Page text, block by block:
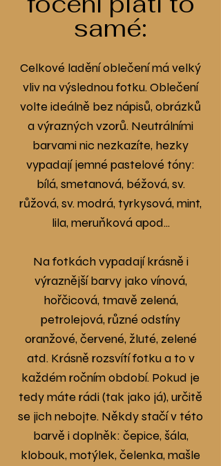
samé:
Celkové ladění oblečení má velký
vliv na výslednou fotku. Oblečení
volte ideálně bez nápisů, obrázků
a výrazných vzorů. Neutrálními
barvami nic nezkazíte, hezky
vypadají jemné pastelové tóny:
bílá, smetanová, béžová, sv.
růžová, sv. modrá, tyrkysová, mint,
lila, meruňková apod...
Na fotkách vypadají krásně i
výraznější barvy jako vínová,
hořčicová, tmavě zelená,
petrolejová, různé odstíny
oranžové, červené, žluté, zelené
atd. Krásně rozsvítí fotku a to v
každém ročním období. Pokud je
tedy máte rádi (tak jako já), určitě
se jich nebojte. Někdy stačí v této
barvě i doplněk: čepice, šála,
klobouk, motýlek, čelenka, mašle